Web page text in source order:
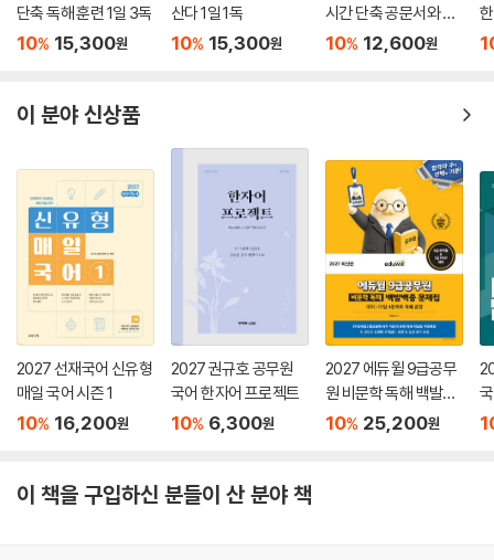
2027 선재국어 시간
단축 독해 훈련 1일 3독
2027 선재국어 독해야
산다 1일 1독
2027 공단기 선재국어
시간 단축 공문서와 문
2027 선재국어 신유형
매일 국어 시즌 1
2027 권규호 공무원
국어 한자어 프로젝트
2027 에듀윌 9급공무
원 비문학 독해 백발백